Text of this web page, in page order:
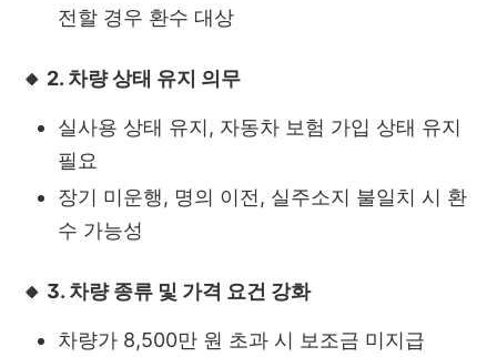
전할 경우 환수 대상
🔸 2. 차량 상태 유지 의무
실사용 상태 유지, 자동차 보험 가입 상태 유지
필요
장기 미운행, 명의 이전, 실주소지 불일치 시 환
수 가능성
🔸 3. 차량 종류 및 가격 요건 강화
차량가 8,500만 원 초과 시 보조금 미지급